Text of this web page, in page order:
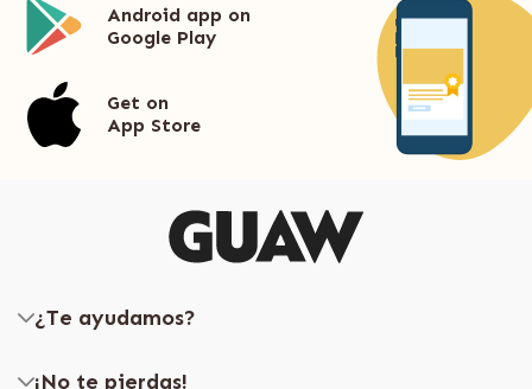
Android app on
Google Play
Get on
App Store
¿Te ayudamos?
¡No te pierdas!